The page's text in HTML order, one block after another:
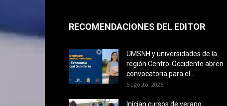
RECOMENDACIONES DEL EDITOR
UMSNH y universidades de la
región Centro-Occidente abren
convocatoria para el...
5 agosto, 2026
Inician cursos de verano